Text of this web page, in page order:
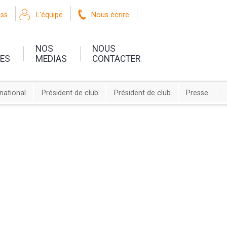
L'équipe Nous écrire
NOS
MEDIAS
NOUS
CONTACTER
Président de club Président de club Presse